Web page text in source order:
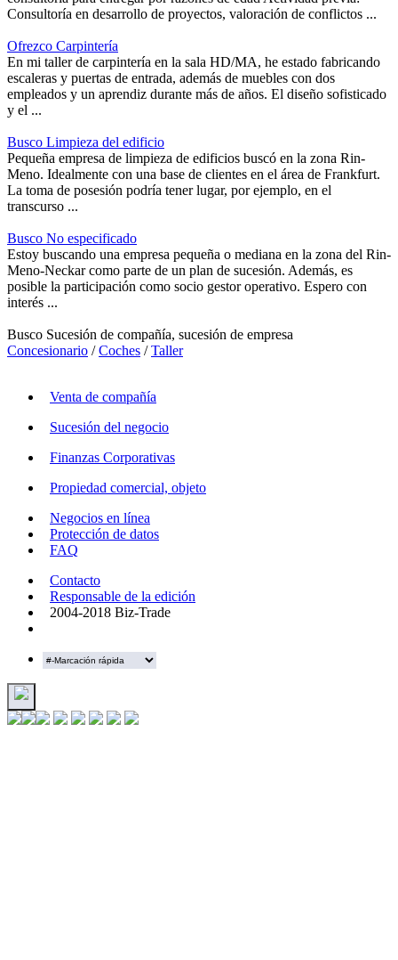
Consultoría en desarrollo de proyectos, valoración de conflictos ...
Ofrezco Carpintería
En mi taller de carpintería en la sala HD/MA, he estado fabricando
escaleras y puertas de entrada, además de muebles con dos
empleados y un aprendiz durante más de años. El diseño sofisticado
y el ...
Busco Limpieza del edificio
Pequeña empresa de limpieza de edificios buscó en la zona Rin-
Meno. Idealmente con una base de clientes en el área de Frankfurt.
La toma de posesión podría tener lugar, por ejemplo, en el
transcurso ...
Busco No especificado
Estoy buscando una empresa pequeña o mediana en la zona del Rin-
Meno-Neckar como parte de un plan de sucesión. Además, es
posible la participación como socio gestor operativo. Espero con
interés ...
Busco Sucesión de compañía, sucesión de empresa
Concesionario /Coches /Taller
Venta de compañía
Sucesión del negocio
Finanzas Corporativas
Propiedad comercial, objeto
Negocios en línea
Protección de datos
FAQ
Contacto
Responsable de la edición
2004-2018 Biz-Trade